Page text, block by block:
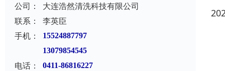
公司：
大连浩然清洗科技有限公司
联系：
李英臣
手机：
15524887797
13079854545
电话： 0411-86816227